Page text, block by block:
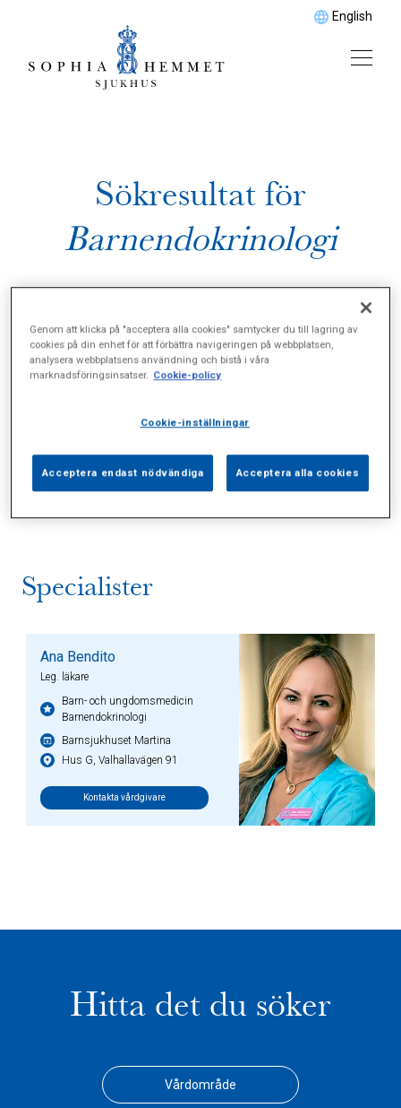
English
Sökresultat för
Barnendokrinologi
Sidor (0) Press (0) Sophianytt (0)
Specialister
Ana Bendito
Leg. läkare
Barn- och ungdomsmedicin
Barnendokrinologi
Barnsjukhuset Martina
Hus G, Valhallavägen 91
Kontakta vårdgivare
Hitta det du söker
Vårdområde
Genom att klicka på "acceptera alla cookies" samtycker du till lagring av
cookies på din enhet för att förbättra navigeringen på webbplatsen,
analysera webbplatsens användning och bistå i våra
marknadsföringsinsatser. Cookie-policy
Cookie-inställningar
Acceptera endast nödvändiga Acceptera alla cookies